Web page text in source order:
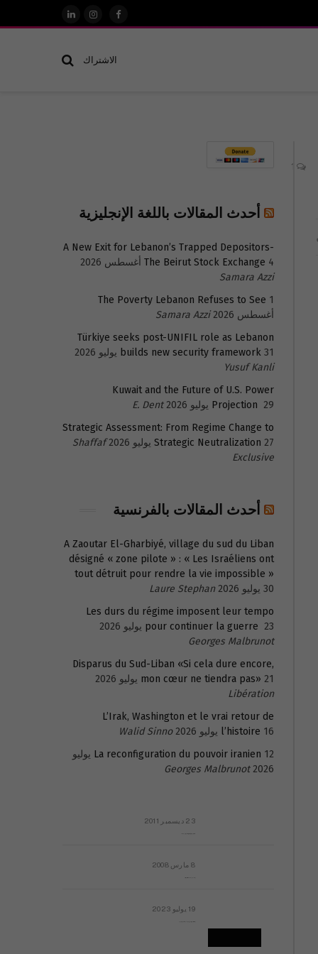
فيسبوكالانستغرام
لينكدإن
الاشتراك
أحدث المقالات باللغة الإنجليزية
A New Exit for Lebanon’s Trapped Depositors-
The Beirut Stock Exchange 4 أغسطس 2026
Samara Azzi
The Poverty Lebanon Refuses to See 1
أغسطس 2026
Samara Azzi
Türkiye seeks post-UNIFIL role as Lebanon
builds new security framework 31 يوليو 2026
Yusuf Kanli
Kuwait and the Future of U.S. Power
Projection 29 يوليو 2026
E. Dent
Strategic Assessment: From Regime Change to
Strategic Neutralization 27 يوليو 2026
Shaffaf
Exclusive
أحدث المقالات بالفرنسية
A Zaoutar El-Gharbiyé, village du sud du Liban
désigné « zone pilote » : « Les Israéliens ont
tout détruit pour rendre la vie impossible »
30 يوليو 2026
Laure Stephan
Les durs du régime imposent leur tempo
pour continuer la guerre 23 يوليو 2026
Georges Malbrunot
Disparus du Sud-Liban «Si cela dure encore,
mon cœur ne tiendra pas» 21 يوليو 2026
Libération
L’Irak, Washington et le vrai retour de
l’histoire 16 يوليو 2026
Walid Sinno
La reconfiguration du pouvoir iranien 12 يوليو
2026
Georges Malbrunot
23 ديسمبر 2011
8 مارس 2008
19 يوليو 2023